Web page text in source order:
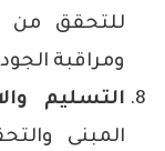
للتحقق من
ومراقبة
التسليم
المبنى